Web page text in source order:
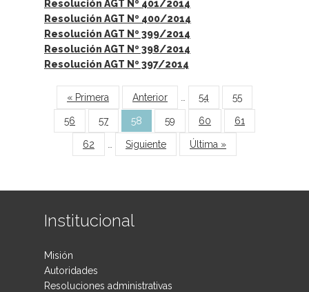
Resolución AGT Nº 401/2014
Resolución AGT Nº 400/2014
Resolución AGT Nº 399/2014
Resolución AGT Nº 398/2014
Resolución AGT Nº 397/2014
Páginas
« Primera Anterior 54 55
56 57 58 59 60 61
62 Siguiente Última »
Institucional
Misión
Autoridades
Resoluciones administrativas